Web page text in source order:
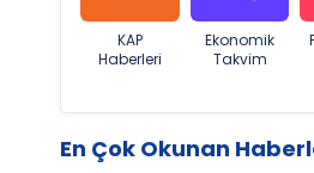
KAP
Haberleri
Ekonomik
Takvim
En Çok Okunan